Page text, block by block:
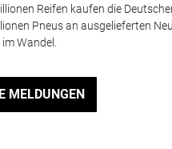
Reifen kaufen die
Pneus an ausgelieferten
Wandel.
MELDUNGEN